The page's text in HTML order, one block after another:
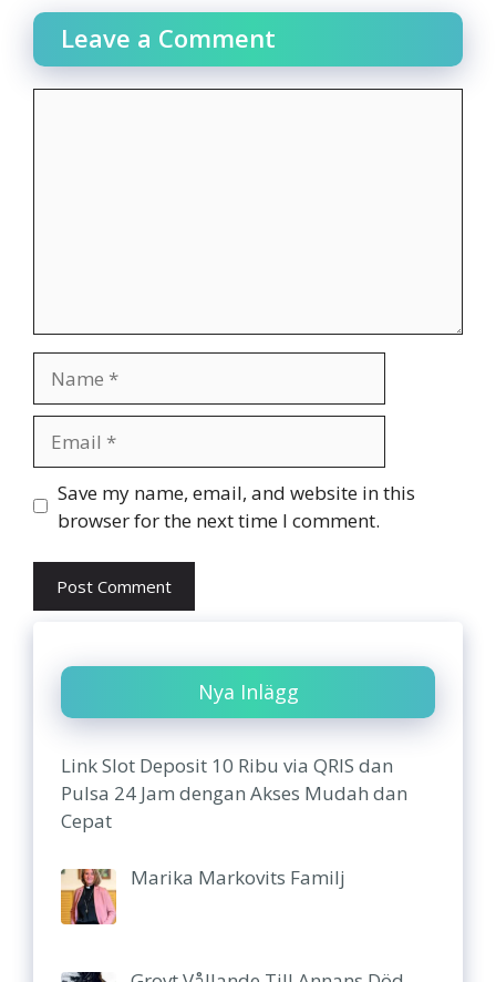
Leave a Comment
Website
Save my name, email, and website in this
browser for the next time I comment.
Nya Inlägg
Link Slot Deposit 10 Ribu via QRIS dan
Pulsa 24 Jam dengan Akses Mudah dan
Cepat
Marika Markovits Familj